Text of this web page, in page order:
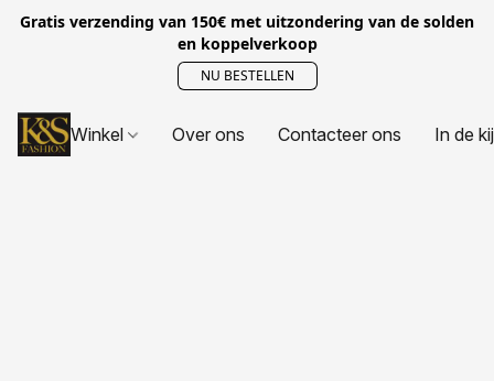
Gratis verzending van 150€ met uitzondering van de solden
en koppelverkoop
NU BESTELLEN
Winkel Over ons Contacteer ons In de